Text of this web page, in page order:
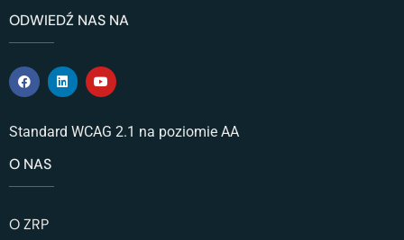
ODWIEDŹ NAS NA
Standard WCAG 2.1 na poziomie AA
O NAS
O ZRP